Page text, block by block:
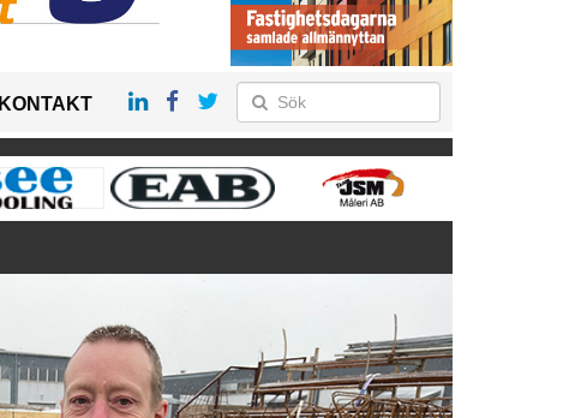
KONTAKT